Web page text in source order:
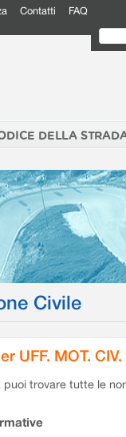
Contatti FAQ
DELLA
Civile
UFF. MOT.
puoi trovare tutte le